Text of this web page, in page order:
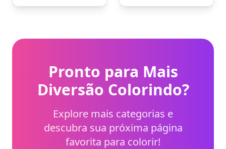
Pronto para Mais
Diversão Colorindo?
Explore mais categorias e
descubra sua próxima página
favorita para colorir!